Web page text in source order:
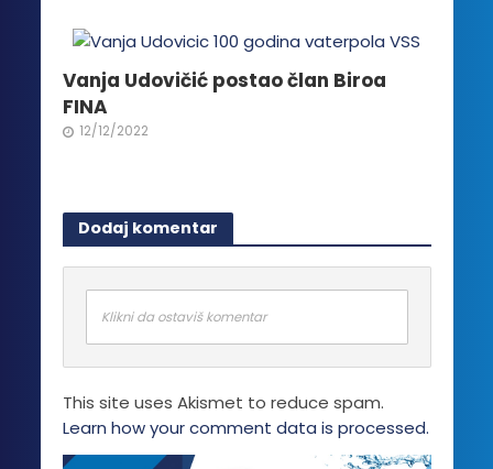
Vanja Udovičić postao član Biroa
FINA
12/12/2022
Dodaj komentar
Klikni da ostaviš komentar
This site uses Akismet to reduce spam.
Learn how your comment data is processed.